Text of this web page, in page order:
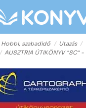
Hobbi, szabadidő Utazás
AUSZTRIA ÚTIKÖNYV "SC" -